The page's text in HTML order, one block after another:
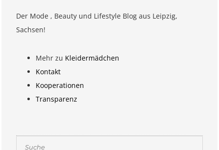
Der Mode , Beauty und Lifestyle Blog aus Leipzig,
Sachsen!
Mehr zu Kleidermädchen
Kontakt
Kooperationen
Transparenz